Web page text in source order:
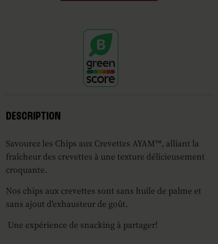
DESCRIPTION
Savourez les Chips aux Crevettes AYAM™, alliant la
fraîcheur des crevettes à une texture délicieusement
croquante.
Nos chips aux crevettes sont sans huile de palme et
sans ajout d'exhausteur de goût.
Une expérience de snacking à partager!